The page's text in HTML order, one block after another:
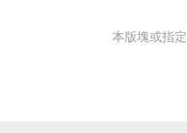
本版塊或指